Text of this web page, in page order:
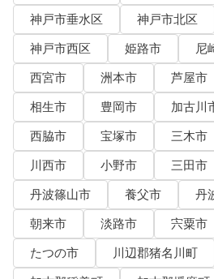
神戸市垂水区
神戸市北区
神戸市西区
姫路市 尼
西宮市
洲本市 芦屋市
相生市
豊岡市 加古川
西脇市
宝塚市 三木市
川西市
小野市 三田市
丹波篠山市
養父市 丹
朝来市
淡路市 宍粟市
たつの市
川辺郡猪名川町